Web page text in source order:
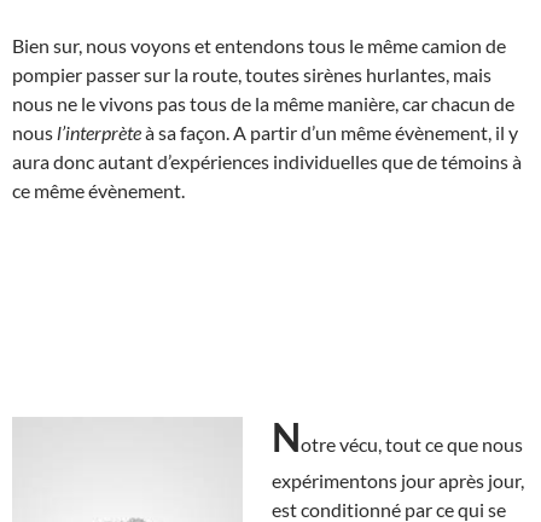
Bien sur, nous voyons et entendons tous le même camion de
pompier passer sur la route, toutes sirènes hurlantes, mais
nous ne le vivons pas tous de la même manière, car chacun de
nous l’interprèteà sa façon. A partir d’un même évènement, il y
aura donc autant d’expériences individuelles que de témoins à
ce même évènement.
Notre vécu, tout ce que nous
expérimentons jour après jour,
est conditionné par ce qui se